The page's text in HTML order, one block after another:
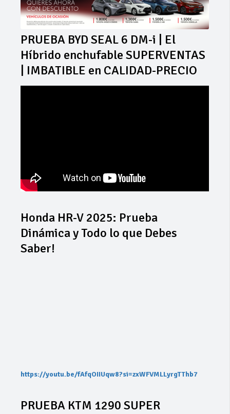
PRUEBA BYD SEAL 6 DM-i | El
Híbrido enchufable SUPERVENTAS
| IMBATIBLE en CALIDAD-PRECIO
Honda HR-V 2025: Prueba
Dinámica y Todo lo que Debes
Saber!
https://youtu.be/fAfqOIIUqw8?si=zxWFVMLLyrgTThb7
PRUEBA KTM 1290 SUPER